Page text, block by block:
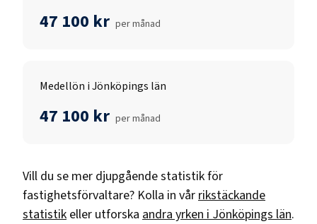
47 100 kr per månad
Medellön i Jönköpings län
47 100 kr per månad
Vill du se mer djupgående statistik för
fastighetsförvaltare? Kolla in vår rikstäckande
statistik eller utforska andra yrken i Jönköpings län.